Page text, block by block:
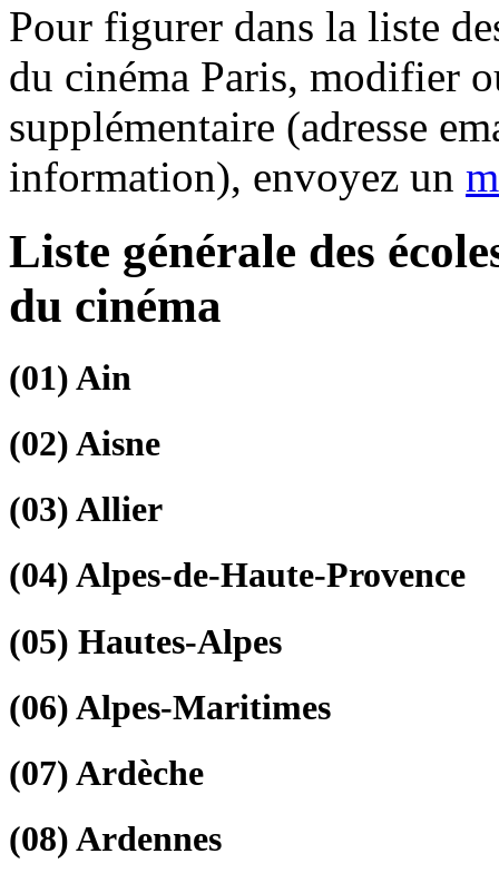
Pour figurer dans la liste
du cinéma Paris, modifier
supplémentaire (adresse
information), envoyez un
Liste générale des
du cinéma
(01)Ain
(02)Aisne
(03)Allier
(04)Alpes-de-Haute-Provence
(05) Hautes-Alpes
(06)Alpes-Maritimes
(07)Ardèche
(08)Ardennes